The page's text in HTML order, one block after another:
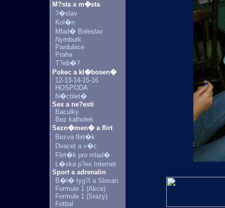
M?sta a m�sta
?�slav
Kol�n
Mlad� Boleslav
Nymburk
Pardubice
Praha
T?eb�?
Pokec a kl�bosen�
12-13-14-15-16
HOSPODA
N�ctilet�
Sex a ne?esti
Baculky
Bez kalhotek
Sezn�men� a flirt
Bezva flirt�k
Dvacet a v�c
Flirt�k pro mlad�
L�ska p?es Internet
Sport a adrenalin
B�l� tyg?i a Slovan
Formule 1 (Akce)
Formule 1 (Srazy)
Fotbal